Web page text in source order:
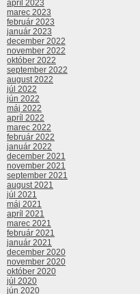
apríl 2023
marec 2023
február 2023
január 2023
december 2022
november 2022
október 2022
september 2022
august 2022
júl 2022
jún 2022
máj 2022
apríl 2022
marec 2022
február 2022
január 2022
december 2021
november 2021
september 2021
august 2021
júl 2021
máj 2021
apríl 2021
marec 2021
február 2021
január 2021
december 2020
november 2020
október 2020
júl 2020
jún 2020